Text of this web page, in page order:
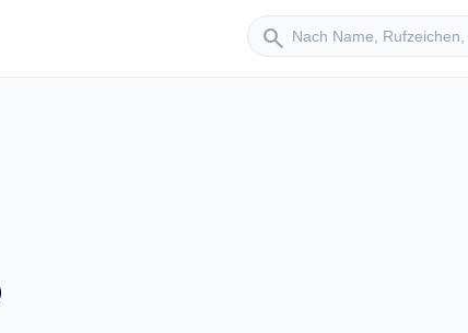
search
Sender suchen